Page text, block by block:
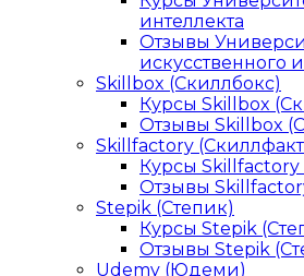
интеллекта
Отзывы
искусственного
Skillbox (Скиллбокс)
Курсы Skillbox
Отзывы Skillbox
Skillfactory
Курсы
Отзывы
Stepik (Степик)
Курсы Stepik
Отзывы Stepik
Udemy (Юдеми)